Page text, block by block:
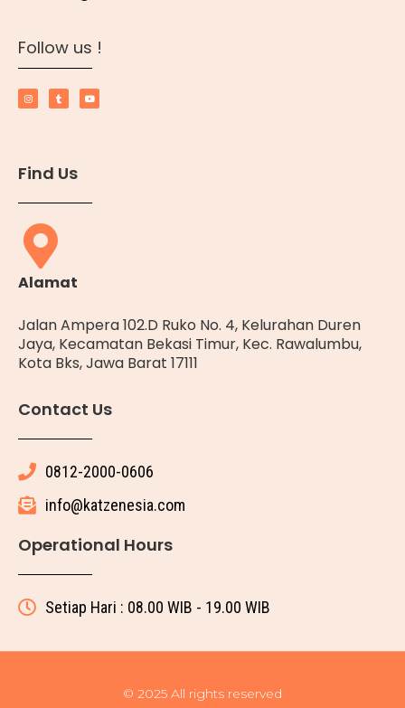
Follow us !
Find Us
Alamat
Jalan Ampera 102.D Ruko No. 4, Kelurahan Duren
Jaya, Kecamatan Bekasi Timur, Kec. Rawalumbu,
Kota Bks, Jawa Barat 17111
Contact Us
0812-2000-0606
info@katzenesia.com
Operational Hours
Setiap Hari : 08.00 WIB - 19.00 WIB
© 2025 All rights reserved